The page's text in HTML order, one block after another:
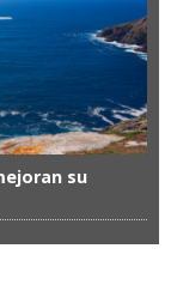
su